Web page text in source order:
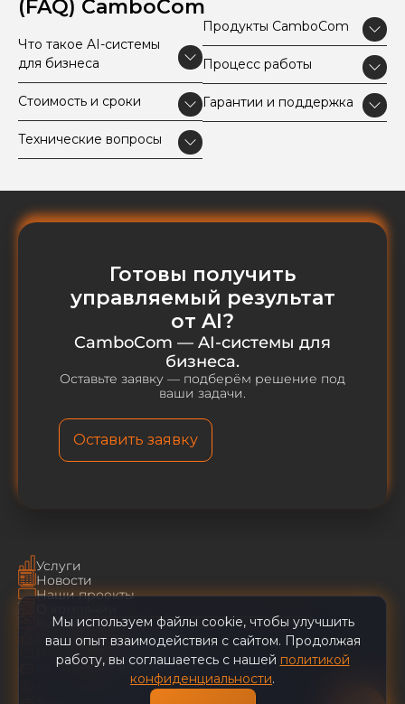
(FAQ) CamboCom
Что такое AI-системы
для бизнеса
Стоимость и сроки
Технические вопросы
Продукты CamboCom
Процесс работы
Гарантии и поддержка
Готовы получить
управляемый результат
от AI?
CamboCom — AI-системы для
бизнеса.
Оставьте заявку — подберём решение под
ваши задачи.
Оставить заявку
info@cambocom.com
+7 (495) 128-49-29
Карьера
Пользовательское соглашение
Политика конфиденциальности
Услуги
Новости
Наши проекты
Мы используем файлы cookie, чтобы улучшить
ваш опыт взаимодействия с сайтом. Продолжая
работу, вы соглашаетесь с нашей политикой
конфиденциальности.
Наши клиенты сокращают
ручной труд на 60%.